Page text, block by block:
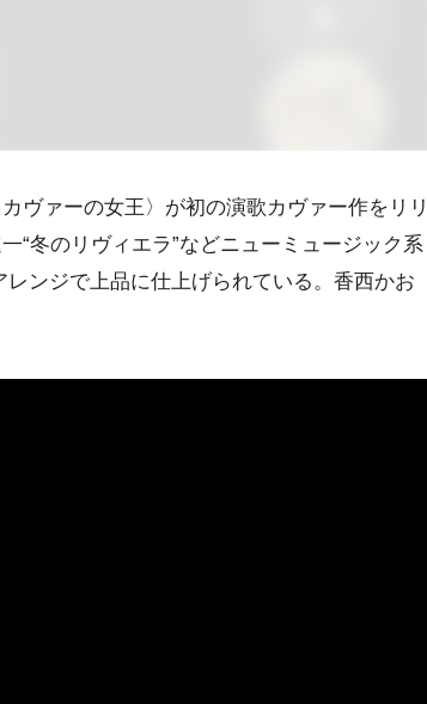
ヴァーの女王〉が初の演歌カヴァー作をリリ
“冬のリヴィエラ”などニューミュージック系
ンジで上品に仕上げられている。香西かお